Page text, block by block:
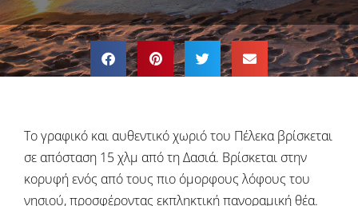
Το γραφικό και αυθεντικό χωριό του Πέλεκα βρίσκεται
σε απόσταση 15 χλμ από τη Δασιά. Βρίσκεται στην
κορυφή ενός από τους πιο όμορφους λόφους του
νησιού, προσφέροντας εκπληκτική πανοραμική θέα.